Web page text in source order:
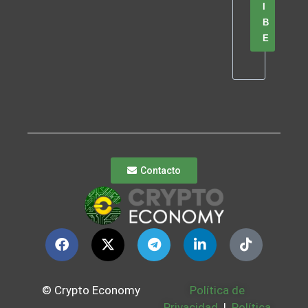
I
B
E
Contacto
© Crypto Economy
Política de